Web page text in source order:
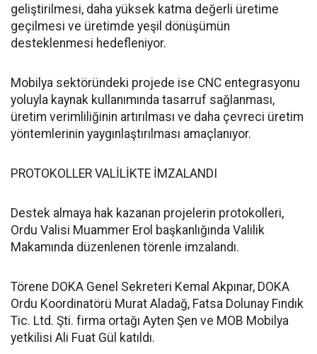
geliştirilmesi, daha yüksek katma değerli üretime
geçilmesi ve üretimde yeşil dönüşümün
desteklenmesi hedefleniyor.
Mobilya sektöründeki projede ise CNC entegrasyonu
yoluyla kaynak kullanımında tasarruf sağlanması,
üretim verimliliğinin artırılması ve daha çevreci üretim
yöntemlerinin yaygınlaştırılması amaçlanıyor.
PROTOKOLLER VALİLİKTE İMZALANDI
Destek almaya hak kazanan projelerin protokolleri,
Ordu Valisi Muammer Erol başkanlığında Valilik
Makamında düzenlenen törenle imzalandı.
Törene DOKA Genel Sekreteri Kemal Akpınar, DOKA
Ordu Koordinatörü Murat Aladağ, Fatsa Dolunay Fındık
Tic. Ltd. Şti. firma ortağı Ayten Şen ve MOB Mobilya
yetkilisi Ali Fuat Gül katıldı.